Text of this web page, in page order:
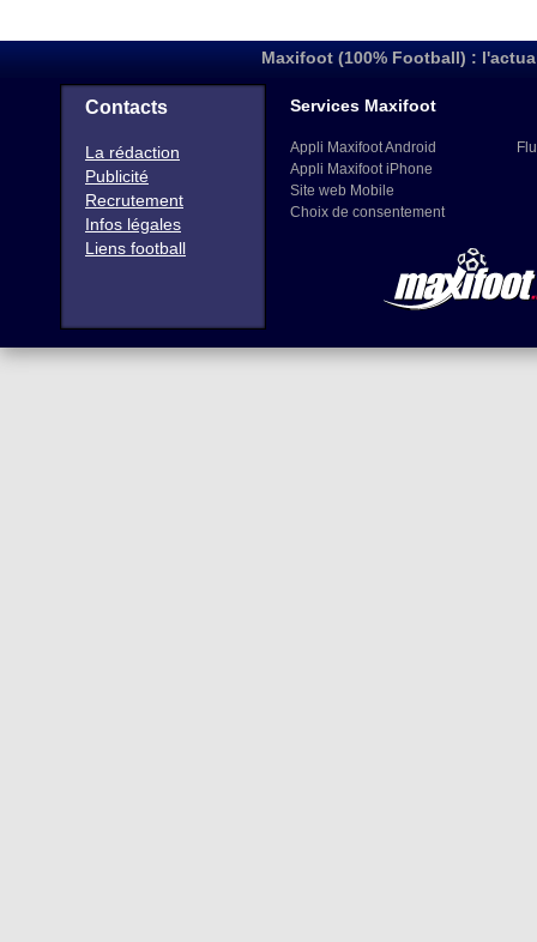
Maxifoot (100% Football) :
Contacts
La rédaction
Publicité
Recrutement
Infos légales
Liens football
Services Maxifoot
Appli Maxifoot Android
Appli Maxifoot iPhone
Site web Mobile
Choix de consentement